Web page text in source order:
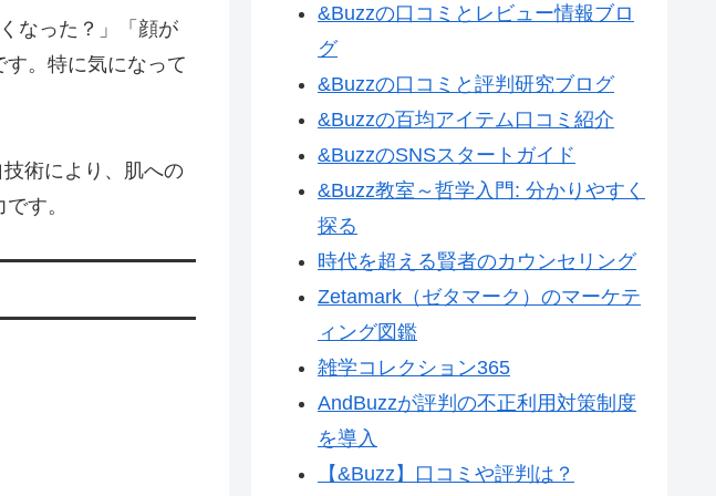
なった？」「顔が
。特に気になって
術により、肌への
す。
&Buzzの口コミとレビュー情報ブロ
グ
&Buzzの口コミと評判研究ブログ
&Buzzの百均アイテム口コミ紹介
&BuzzのSNSスタートガイド
&Buzz教室～哲学入門: 分かりやすく
探る
時代を超える賢者のカウンセリング
Zetamark（ゼタマーク）のマーケテ
ィング図鑑
雑学コレクション365
AndBuzzが評判の不正利用対策制度
を導入
【&Buzz】口コミや評判は？